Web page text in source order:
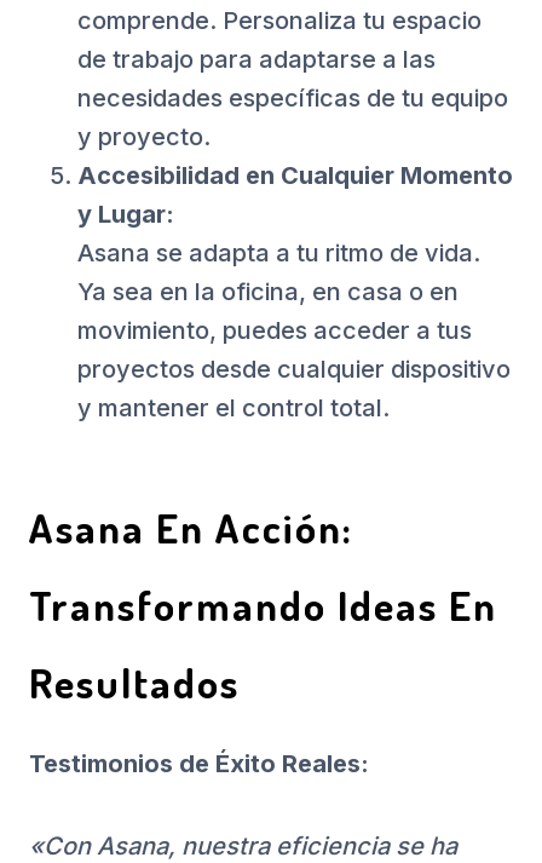
comprende. Personaliza tu espacio
de trabajo para adaptarse a las
necesidades específicas de tu equipo
y proyecto.
Accesibilidad en Cualquier Momento
y Lugar:
Asana se adapta a tu ritmo de vida.
Ya sea en la oficina, en casa o en
movimiento, puedes acceder a tus
proyectos desde cualquier dispositivo
y mantener el control total.
Asana En Acción:
Transformando Ideas En
Resultados
Testimonios de Éxito Reales:
«Con Asana, nuestra eficiencia se ha